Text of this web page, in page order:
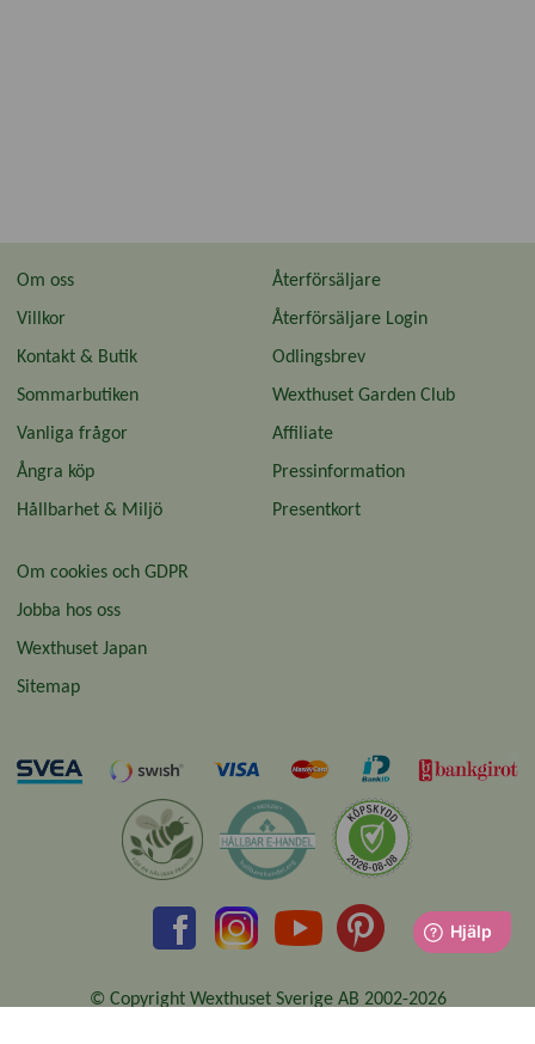
Om oss
Villkor
Kontakt & Butik
Sommarbutiken
Vanliga frågor
Ångra köp
Hållbarhet & Miljö
Återförsäljare
Återförsäljare Login
Odlingsbrev
Wexthuset Garden Club
Affiliate
Pressinformation
Presentkort
Om cookies och GDPR
Jobba hos oss
Wexthuset Japan
Sitemap
© Copyright Wexthuset Sverige AB 2002-2026